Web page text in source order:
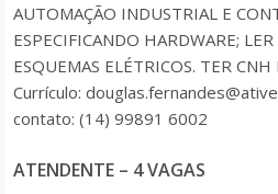
AUTOMAÇÃO INDUSTRIAL E
ESPECIFICANDO HARDWARE;
ESQUEMAS ELÉTRICOS. TER
Currículo:
contato: (14) 99891 6002
ATENDENTE – 4 VAGAS